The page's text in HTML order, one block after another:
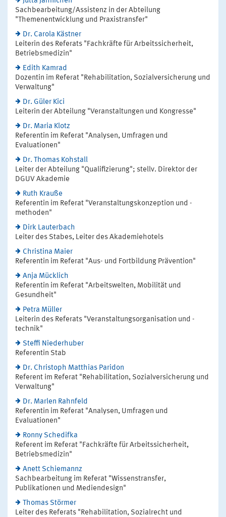
Sachbearbeitung/Assistenz in der Abteilung
"Themenentwicklung und Praxistransfer"
Dr. Carola Kästner
Leiterin des Referats "Fachkräfte für Arbeitssicherheit,
Betriebsmedizin"
Edith Kamrad
Dozentin im Referat "Rehabilitation, Sozialversicherung und
Verwaltung"
Dr. Güler Kici
Leiterin der Abteilung "Veranstaltungen und Kongresse"
Dr. Maria Klotz
Referentin im Referat "Analysen, Umfragen und
Evaluationen"
Dr. Thomas Kohstall
Leiter der Abteilung "Qualifizierung"; stellv. Direktor der
DGUV Akademie
Ruth Krauße
Referentin im Referat "Veranstaltungskonzeption und -
methoden"
Dirk Lauterbach
Leiter des Stabes, Leiter des Akademiehotels
Christina Maier
Referentin im Referat "Aus- und Fortbildung Prävention"
Anja Mücklich
Referentin im Referat "Arbeitswelten, Mobilität und
Gesundheit"
Petra Müller
Leiterin des Referats "Veranstaltungsorganisation und -
technik"
Steffi Niederhuber
Referentin Stab
Dr. Christoph Matthias Paridon
Referent im Referat "Rehabilitation, Sozialversicherung und
Verwaltung"
Dr. Marlen Rahnfeld
Referentin im Referat "Analysen, Umfragen und
Evaluationen"
Ronny Schedifka
Referent im Referat "Fachkräfte für Arbeitssicherheit,
Betriebsmedizin"
Anett Schiemannz
Sachbearbeitung im Referat "Wissenstransfer,
Publikationen und Mediendesign"
Thomas Störmer
Leiter des Referats "Rehabilitation, Sozialrecht und